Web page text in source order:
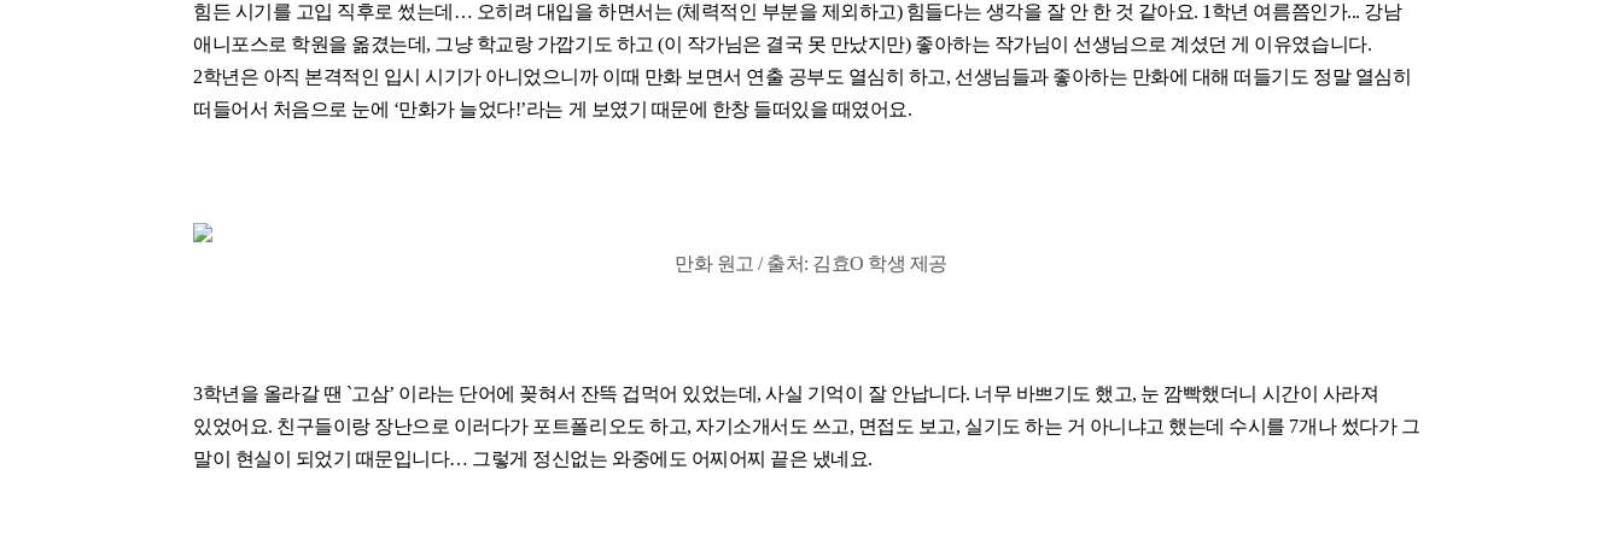
힘든 시기를 고입 직후로 썼는데… 오히려 대입을 하면서는 (체력적인 부분을 제외하고) 힘들다는 생각을 잘 안 한 것 같아요. 1학년 여름쯤인가... 강남
애니포스로 학원을 옮겼는데, 그냥 학교랑 가깝기도 하고 (이 작가님은 결국 못 만났지만) 좋아하는 작가님이 선생님으로 계셨던 게 이유였습니다.
2학년은 아직 본격적인 입시 시기가 아니었으니까 이때 만화 보면서 연출 공부도 열심히 하고, 선생님들과 좋아하는 만화에 대해 떠들기도 정말 열심히
떠들어서 처음으로 눈에 ‘만화가 늘었다!’라는 게 보였기 때문에 한창 들떠있을 때였어요.
만화 원고 / 출처: 김효O 학생 제공
3학년을 올라갈 땐 `고삼’ 이라는 단어에 꽂혀서 잔뜩 겁먹어 있었는데, 사실 기억이 잘 안납니다. 너무 바쁘기도 했고, 눈 깜빡했더니 시간이 사라져
있었어요. 친구들이랑 장난으로 이러다가 포트폴리오도 하고, 자기소개서도 쓰고, 면접도 보고, 실기도 하는 거 아니냐고 했는데 수시를 7개나 썼다가 그
말이 현실이 되었기 때문입니다… 그렇게 정신없는 와중에도 어찌어찌 끝은 냈네요.